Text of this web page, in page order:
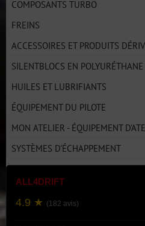
COMPOSANTS TURBO
FREINS
ACCESSOIRES ET PRODUITS
SILENTBLOCS EN POLYURÉTHANE
HUILES ET LUBRIFIANTS
ÉQUIPEMENT DU PILOTE
MON ATELIER - ÉQUIPEMENT
SYSTÈMES D'ÉCHAPPEMENT
ALL4DRIFT
4.9 ★ (182 avis)